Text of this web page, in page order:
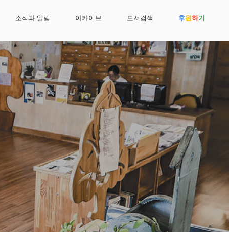
소식과 알림 아카이브 도서검색 후 원하 기